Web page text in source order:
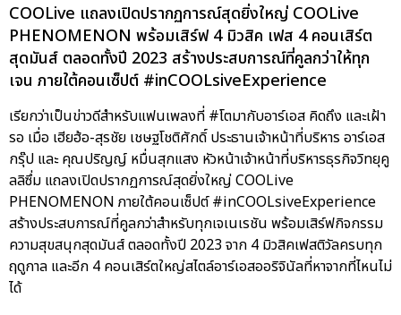
COOLive แถลงเปิดปรากฏการณ์สุดยิ่งใหญ่ COOLive
PHENOMENON พร้อมเสิร์ฟ 4 มิวสิค เฟส 4 คอนเสิร์ต
สุดมันส์ ตลอดทั้งปี 2023 สร้างประสบการณ์ที่คูลกว่าให้ทุก
เจน ภายใต้คอนเซ็ปต์ #inCOOLsiveExperience
เรียกว่าเป็นข่าวดีสำหรับแฟนเพลงที่ #โตมากับอาร์เอส คิดถึง และเฝ้า
รอ เมื่อ เฮียฮ้อ-สุรชัย เชษฐโชติศักดิ์ ประธานเจ้าหน้าที่บริหาร อาร์เอส
กรุ๊ป และ คุณปริญญ์ หมื่นสุกแสง หัวหน้าเจ้าหน้าที่บริหารธุรกิจวิทยุคู
ลลิซึ่ม แถลงเปิดปรากฏการณ์สุดยิ่งใหญ่ COOLive
PHENOMENON ภายใต้คอนเซ็ปต์ #inCOOLsiveExperience
สร้างประสบการณ์ที่คูลกว่าสำหรับทุกเจเนเรชัน พร้อมเสิร์ฟกิจกรรม
ความสุขสนุกสุดมันส์ ตลอดทั้งปี 2023 จาก 4 มิวสิคเฟสติวัลครบทุก
ฤดูกาล และอีก 4 คอนเสิร์ตใหญ่สไตล์อาร์เอสออริจินัลที่หาจากที่ไหนไม่
ได้